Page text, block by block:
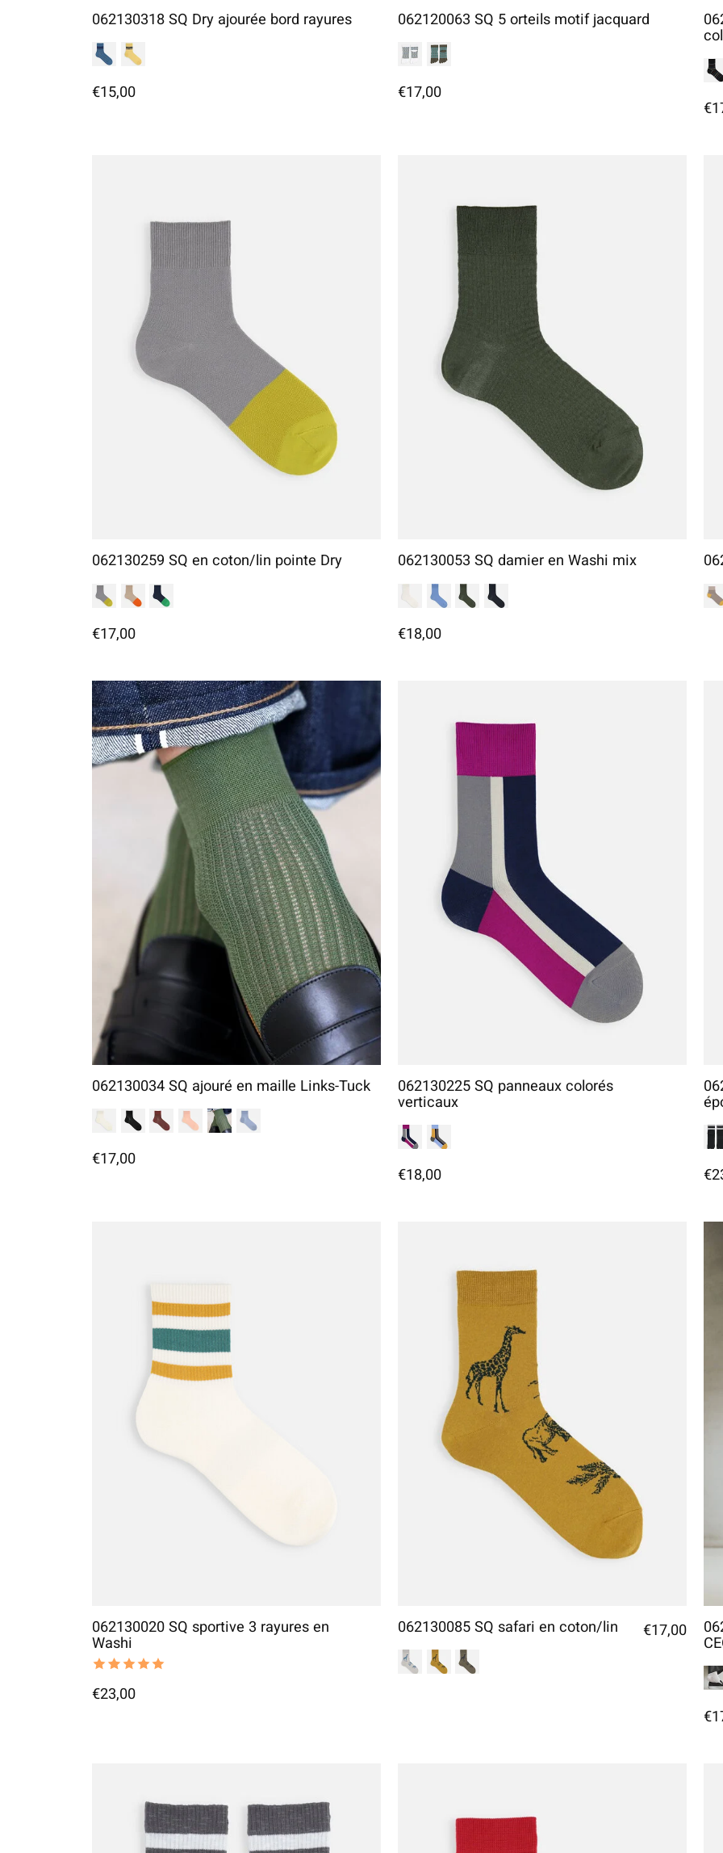
062130318 SQ Dry ajourée bord rayures
€15,00
062120063 SQ 5 orteils motif jacquard
€17,00
062130259 SQ en coton/lin pointe Dry
€17,00
062130053 SQ damier en Washi mix
€18,00
062130034 SQ ajouré en maille Links-Tuck
€17,00
062130225 SQ panneaux colorés
verticaux
€18,00
062130020 SQ sportive 3 rayures en
Washi
The rating of this product is
€23,00
062130085 SQ safari en coton/lin €17,00